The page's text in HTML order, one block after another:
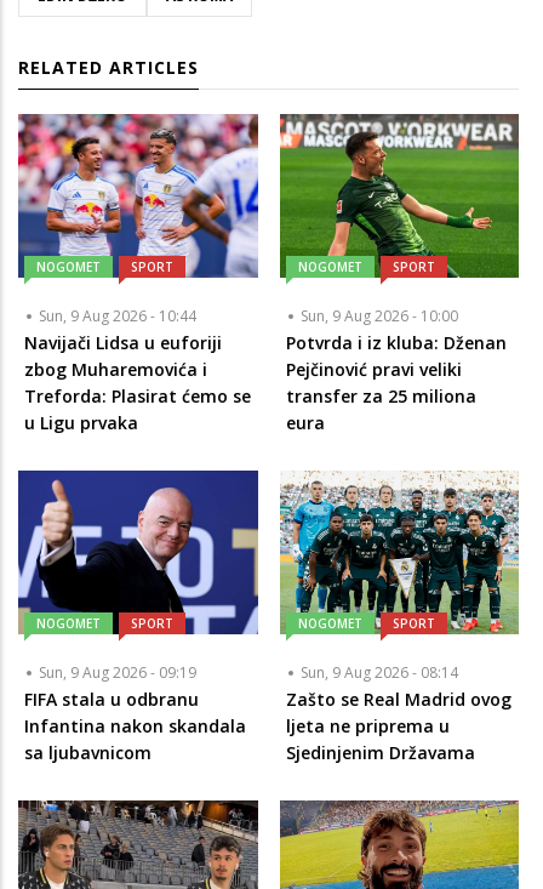
RELATED ARTICLES
NOGOMET SPORT
Sun, 9 Aug 2026 - 10:44
Navijači Lidsa u euforiji
zbog Muharemovića i
Treforda: Plasirat ćemo se
u Ligu prvaka
NOGOMET SPORT
Sun, 9 Aug 2026 - 10:00
Potvrda i iz kluba: Dženan
Pejčinović pravi veliki
transfer za 25 miliona
eura
NOGOMET SPORT
Sun, 9 Aug 2026 - 09:19
FIFA stala u odbranu
Infantina nakon skandala
sa ljubavnicom
NOGOMET SPORT
Sun, 9 Aug 2026 - 08:14
Zašto se Real Madrid ovog
ljeta ne priprema u
Sjedinjenim Državama